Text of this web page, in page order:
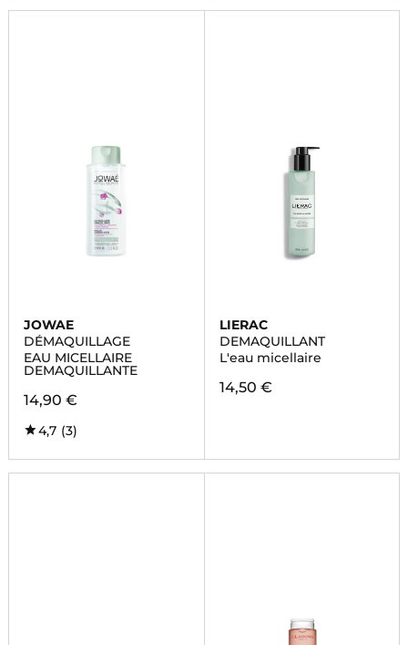
JOWAE
DÉMAQUILLAGE
EAU MICELLAIRE
DEMAQUILLANTE
14,90 €
4,7 (3)
LIERAC
DEMAQUILLANT
L'eau micellaire
14,50 €